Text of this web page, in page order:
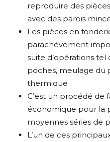
reproduire des
avec des parois
Les pièces en
parachèvement
suite d’opérations
poches, meulage du
thermique
C’est un procédé de
économique pour la
moyennes séries de
L’un de ces